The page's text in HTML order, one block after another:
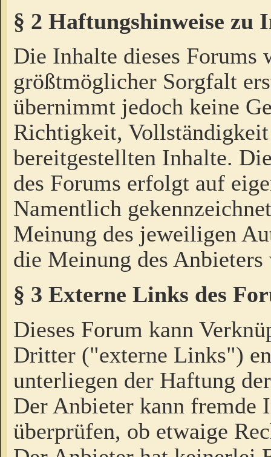
§ 2 Haftungshinweise zu
Die Inhalte dieses Forums
größtmöglicher Sorgfalt
übernimmt jedoch keine
Richtigkeit,
bereitgestellten Inhalte.
des Forums erfolgt auf
Namentlich
Meinung des jeweiligen
die Meinung des Anbieters
§ 3 Externe Links des
Dieses Forum kann
Dritter ("externe Links")
unterliegen der Haftung
Der Anbieter kann fremde
überprüfen, ob etwaige